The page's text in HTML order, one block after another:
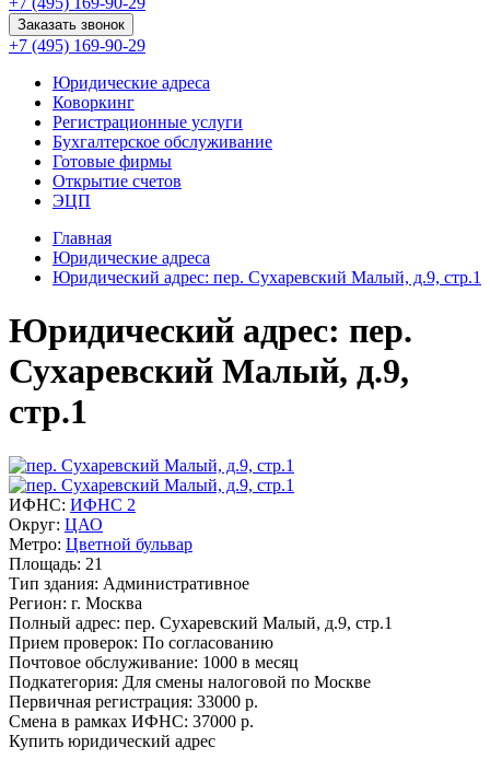
Заказать звонок
+7 (495) 169-90-29
Юридические адреса
Коворкинг
Регистрационные услуги
Бухгалтерское обслуживание
Готовые фирмы
Открытие счетов
ЭЦП
Главная
Юридические адреса
Юридический адрес: пер. Сухаревский Малый, д.9, стр.1
Юридический адрес: пер.
Сухаревский Малый, д.9,
стр.1
ИФНС: ИФНС 2
Округ: ЦАО
Метро: Цветной бульвар
Площадь: 21
Тип здания: Административное
Регион: г. Москва
Полный адрес: пер. Сухаревский Малый, д.9, стр.1
Прием проверок: По согласованию
Почтовое обслуживание: 1000 в месяц
Подкатегория: Для смены налоговой по Москве
Первичная регистрация: 33000 р.
Смена в рамках ИФНС: 37000 р.
Купить юридический адрес